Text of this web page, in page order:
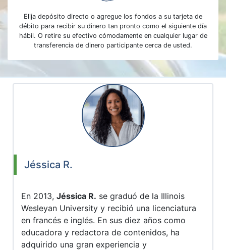
Elija depósito directo o agregue los fondos a su tarjeta de
débito para recibir su dinero tan pronto como el siguiente día
hábil. O retire su efectivo cómodamente en cualquier lugar de
transferencia de dinero participante cerca de usted.
Jéssica R.
En 2013, Jéssica R. se graduó de la Illinois
Wesleyan University y recibió una licenciatura
en francés e inglés. En sus diez años como
educadora y redactora de contenidos, ha
adquirido una gran experiencia y